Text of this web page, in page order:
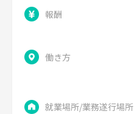
報酬
働き方
就業場所/業務遂行場所